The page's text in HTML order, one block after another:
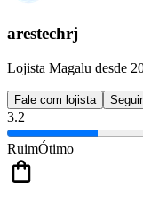
arestechrj
Lojista Magalu desde
Fale com lojista Seguir
3.2
RuimÓtimo